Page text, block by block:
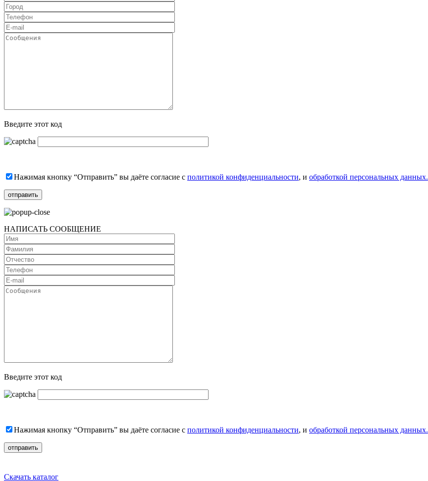
Введите этот код
Нажимая кнопку “Отправить” вы даёте согласие с политикой конфиденциальности, и обработкой персональных данных.
НАПИСАТЬ СООБЩЕНИЕ
Введите этот код
Нажимая кнопку “Отправить” вы даёте согласие с политикой конфиденциальности, и обработкой персональных данных.
Скачать каталог